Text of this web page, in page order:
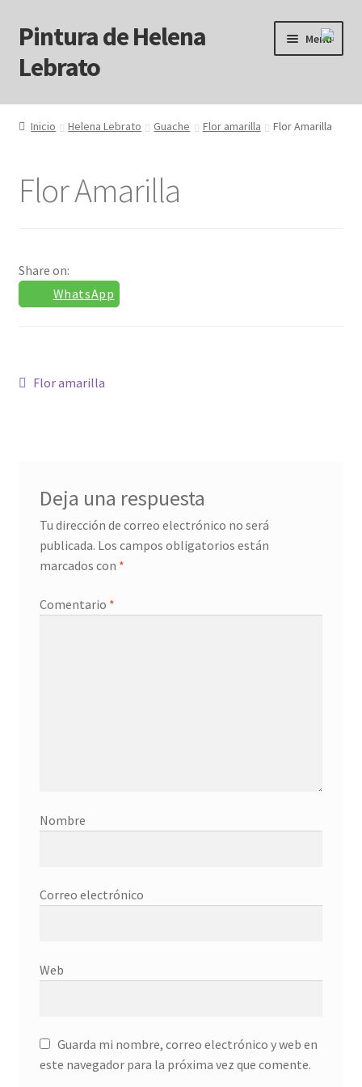
Ir
a
la
Ir
al
contenido
Pintura de Helena
Lebrato
Menú
Inicio
Arcanos
Blog
La transacción ha fallado
Con ritmo
Cuentos ilustrados
Cuento I
Escritorio del donante
Facebook Thyssen
Inicio Helena Lebrato Guache Flor amarilla Flor Amarilla
Flor Amarilla
Share on:
WhatsApp
Navegación
Anterior:
Flor amarilla
Deja una respuesta
Tu dirección de correo electrónico no será
publicada. Los campos obligatorios están
marcados con *
Comentario *
Nombre
Correo electrónico
Web
Guarda mi nombre, correo electrónico y web en
este navegador para la próxima vez que comente.